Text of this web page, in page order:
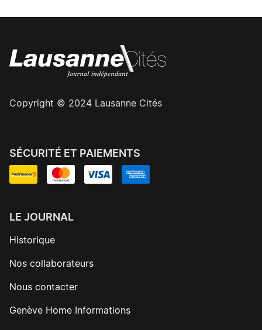
Copyright © 2024 Lausanne Cités
SÉCURITÉ ET PAIEMENTS
LE JOURNAL
Historique
Nos collaborateurs
Nous contacter
Genève Home Informations